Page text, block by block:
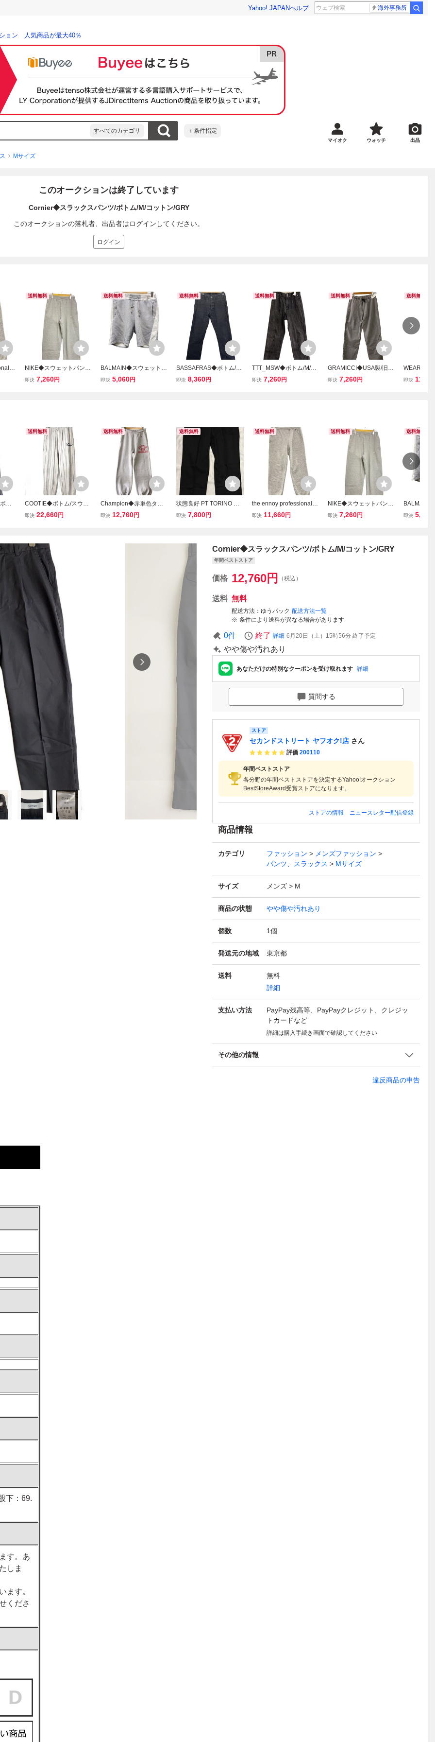
Yahoo! JAPANヘルプ 海外事務所
ョン 人気商品が最大40％
すべてのカテゴリ ＋条件指定
マイオク ウォッチ 出品
Mサイズ
このオークションは終了しています
Cornier◆スラックスパンツ/ボトム/M/コットン/GRY
このオークションの落札者、出品者はログインしてください。
ログイン
送料無料
NIKE◆スウェットパンツ/
ボトム/M/コットン/GRY/F
即決 7,260円
送料無料
BALMAIN◆スウェットシ
ョートパンツ/M/コットン/
即決 5,060円
送料無料
SASSAFRAS◆ボトム/M/
コットン/GRY/無地//
即決 8,360円
送料無料
TTT_MSW◆ボトム/M/コ
ットン/GRY/無地/グレー/
即決 7,260円
送料無料
GRAMICCI◆USA製/旧ロ
ゴ/ボトム/M/コットン/GR
即決 7,260円
送料無料
ックスパン
即決
ト
送料無料
COOTIE◆ボトム/スウェ
ットパンツ/M/コットン/G
即決 22,660円
送料無料
Champion◆赤単色タグ/
復刻/BOSTON 30 BROOK
即決 12,760円
送料無料
状態良好 PT TORINO ピ
ーティートリノ サイズ 50
送料無料
即決 7,800円
送料無料
the ennoy professional◆
スラックスパンツ/M/コッ
即決 11,660円
送料無料
NIKE◆スウェットパンツ/
ボトム/M/コットン/GRY/F
即決 7,260円
送料無料
ョートパン
即決 5,060
Cornier◆スラックスパンツ/ボトム/M/コットン/GRY
年間ベストストア
価格 12,760円 （税込）
送料 無料
配送方法 ゆうパック 配送方法一覧
条件により送料が異なる場合があります
0件 終了 詳細 6月20日（土）15時56分 終了予定
やや傷や汚れあり
あなただけの特別なクーポンを受け取れます 詳細
質問する
ストア
セカンドストリート ヤフオク!店 さん
評価 200110
年間ベストストア
各分野の年間ベストストアを決定するYahoo!オークション
BestStoreAward受賞ストアになります。
ストアの情報 ニュースレター配信登録
商品情報
カテゴリ ファッション
メンズファッション
パンツ、スラックス
Mサイズ
サイズ メンズ M
商品の状態 やや傷や汚れあり
個数 1個
発送元の地域 東京都
送料
無料
詳細
支払い方法
PayPay残高等、PayPayクレジット、クレジッ
トカードなど
詳細は購入手続き画面で確認してください
その他の情報
違反商品の申告